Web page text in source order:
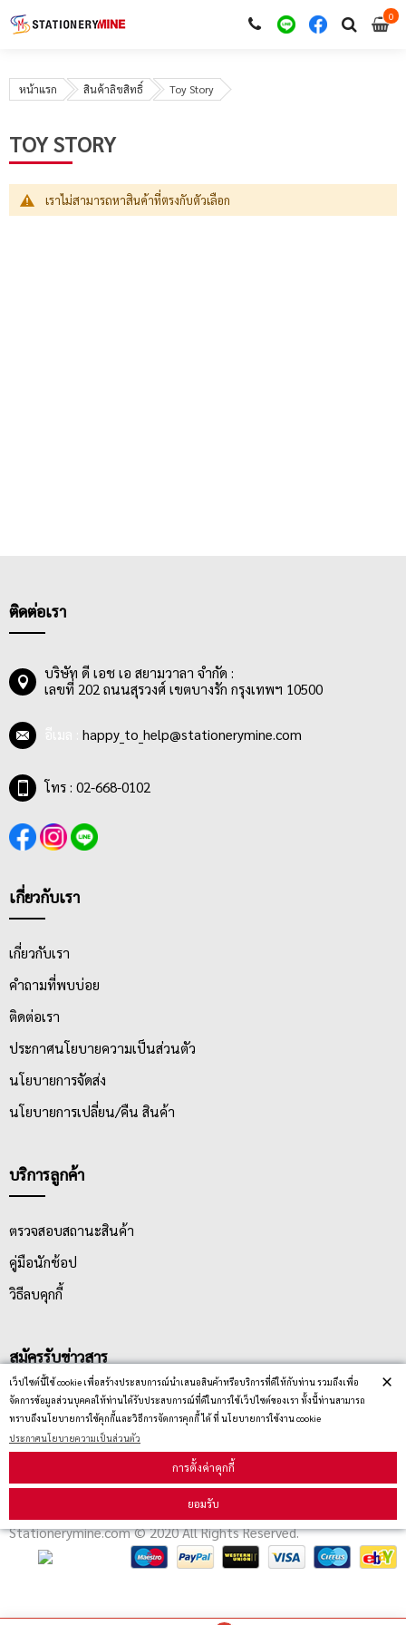
00
หน้าแรก สินค้าลิขสิทธิ์ Toy Story
TOY STORY
เว็ปไซต์นี้ใช้ cookie เพื่อสร้างประสบการณ์นำเสนอสินค้าหรือบริการที่ดีให้กับท่าน รวมถึงเพื่อ
จัดการข้อมูลส่วนบุคคลให้ท่านได้รับประสบการณ์ที่ดีในการใช้เว็ปไซต์ของเรา ทั้งนี้ท่านสามารถ
ทราบถึงนโยบายการใช้คุกกี้และวิธีการจัดการคุกกี้ ได้ ที่ นโยบายการใช้งาน cookie
ประกาศนโยบายความเป็นส่วนตัว
การตั้งค่าคุกกี้
ยอมรับ
×
เราไม่สามารถหาสินค้าที่ตรงกับตัวเลือก
ติดต่อเรา
บริษัท ดี เอช เอ สยามวาลา จำกัด :
เลขที่ 202 ถนนสุรวงศ์ เขตบางรัก กรุงเทพฯ 10500
happy_to_help@stationerymine.com
โทร : 02-668-0102
เกี่ยวกับเรา
เกี่ยวกับเรา
คำถามที่พบบ่อย
ติดต่อเรา
ประกาศนโยบายความเป็นส่วนตัว
นโยบายการจัดส่ง
นโยบายการเปลี่ยน/คืน สินค้า
บริการลูกค้า
ตรวจสอบสถานะสินค้า
คู่มือนักช้อป
วิธีลบคุกกี้
สมัครรับข่าวสาร
รับข่าวสาร
Stationerymine.com © 2020 All Rights Reserved.